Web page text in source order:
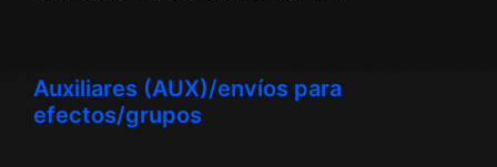
Auxiliares (AUX)/envíos para
efectos/grupos